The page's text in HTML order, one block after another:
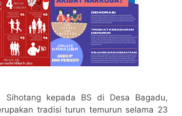
Sihotang kepada BS di Desa Bagadu,
tradisi turun temurun selama 23